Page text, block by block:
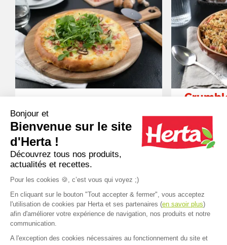
champignon, roquette
Bonjour et
Bienvenue sur le site
d'Herta !
Découvrez tous nos produits,
actualités et recettes.
Pour les cookies 🍪, c’est vous qui voyez ;)
En cliquant sur le bouton "Tout accepter & fermer", vous acceptez
l'utilisation de cookies par Herta et ses partenaires (en savoir plus)
afin d'améliorer votre expérience de navigation, nos produits et notre
communication.
A l'exception des cookies nécessaires au fonctionnement du site et